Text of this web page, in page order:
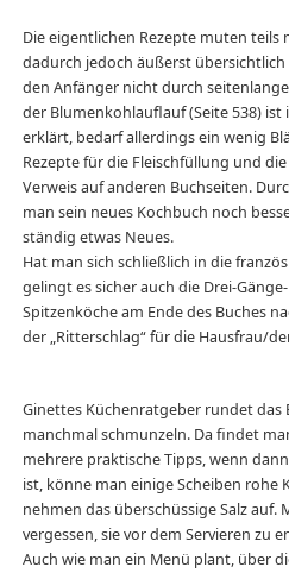
Die eigentlichen Rezepte muten teils
dadurch jedoch äußerst
den Anfänger nicht durch
der Blumenkohlauflauf (Seite 538) ist
erklärt, bedarf allerdings ein wenig
Rezepte für die Fleischfüllung und
Verweis auf anderen Buchseiten.
man sein neues Kochbuch noch
ständig etwas Neues.
Hat man sich schließlich in die
gelingt es sicher auch die Drei-
Spitzenköche am Ende des Buches
der „Ritterschlag“ für die Hausfrau/
Ginettes Küchenratgeber rundet das
manchmal schmunzeln. Da findet
mehrere praktische Tipps, wenn
ist, könne man einige Scheiben rohe
nehmen das überschüssige Salz auf.
vergessen, sie vor dem Servieren zu
Auch wie man ein Menü plant, über